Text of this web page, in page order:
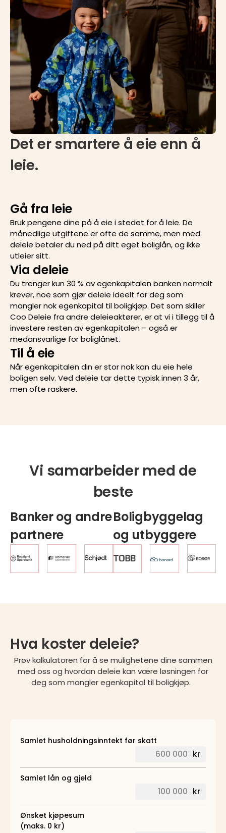
Det er smartere å eie enn å
leie.
Gå fra leie
Bruk pengene dine på å eie i stedet for å leie. De
månedlige utgiftene er ofte de samme, men med
deleie betaler du ned på ditt eget boliglån, og ikke
utleier sitt.
Via deleie
Du trenger kun 30 % av egenkapitalen banken normalt
krever, noe som gjør deleie ideelt for deg som
mangler nok egenkapital til boligkjøp. Det som skiller
Coo Deleie fra andre deleieaktører, er at vi i tillegg til å
investere resten av egenkapitalen – også er
medansvarlige for boliglånet.
Til å eie
Når egenkapitalen din er stor nok kan du eie hele
boligen selv. Ved deleie tar dette typisk innen 3 år,
men ofte raskere.
Vi samarbeider med de
beste
Banker og andre
partnere
Boligbyggelag
og utbyggere
Hva koster deleie?
Prøv kalkulatoren for å se mulighetene dine sammen
med oss og hvordan deleie kan være løsningen for
deg som mangler egenkapital til boligkjøp.
Samlet husholdningsinntekt før skatt
kr
Samlet lån og gjeld
kr
Ønsket kjøpesum
(maks. 0 kr)